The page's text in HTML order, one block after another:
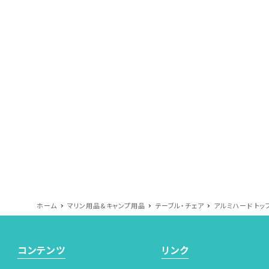
ホーム マリン用品&キャンプ用品 テーブル・チェア アルミハード ト
コンテンツ リンク